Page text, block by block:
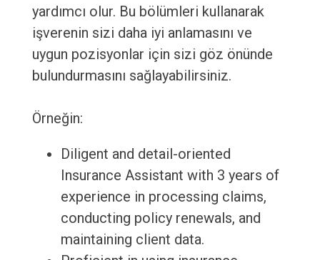
yardımcı olur. Bu bölümleri kullanarak
işverenin sizi daha iyi anlamasını ve
uygun pozisyonlar için sizi göz önünde
bulundurmasını sağlayabilirsiniz.
Örneğin:
Diligent and detail-oriented
Insurance Assistant with 3 years of
experience in processing claims,
conducting policy renewals, and
maintaining client data.